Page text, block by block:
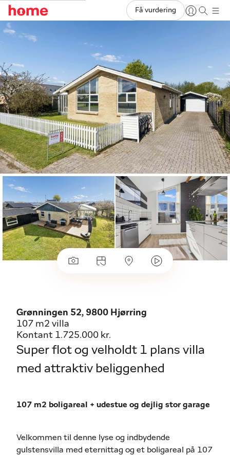
Få vurdering
Grønningen 52, 9800 Hjørring
107 m2 villa
Kontant 1.725.000 kr.
Super flot og velholdt 1 plans villa
med attraktiv beliggenhed
107 m2 boligareal + udestue og dejlig stor garage
Velkommen til denne lyse og indbydende
gulstensvilla med eternittag og et boligareal på 107